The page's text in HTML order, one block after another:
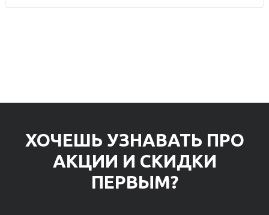
ХОЧЕШЬ УЗНАВАТЬ ПРО
АКЦИИ И СКИДКИ
ПЕРВЫМ?